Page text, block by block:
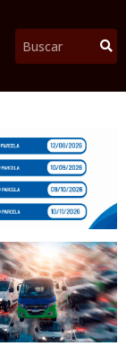
Pesquisar